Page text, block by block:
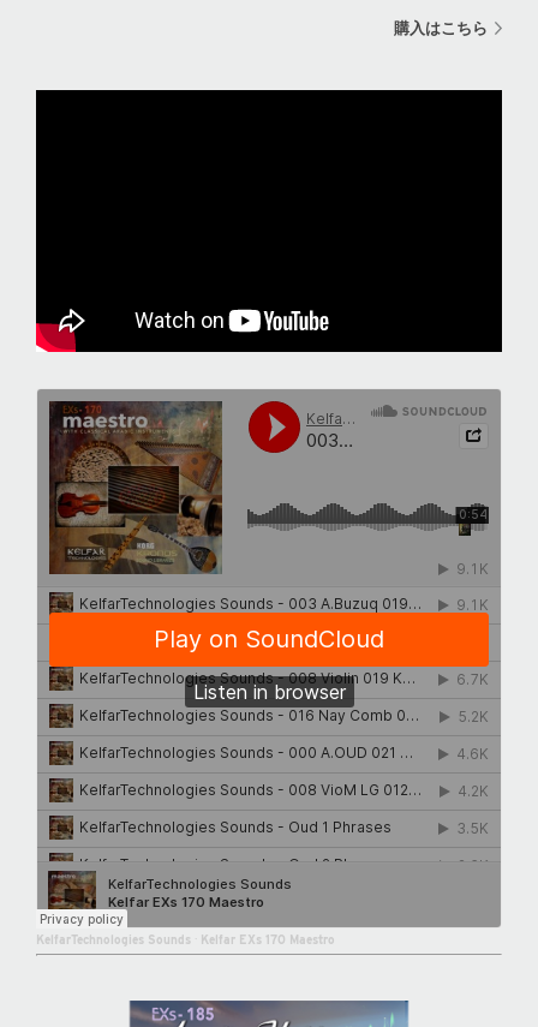
購入はこちら
KelfarTechnologies Sounds Kelfar EXs 170 Maestro